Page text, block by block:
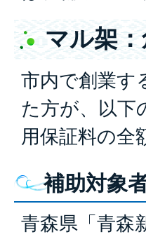
マル架
市内で創業す
た方が、以下
用保証料の全
補助対象
青森県「青森